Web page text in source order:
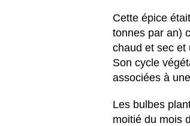
Cette épice
tonnes par an)
chaud et sec et
Son cycle
associées à
Les bulbes
moitié du mois